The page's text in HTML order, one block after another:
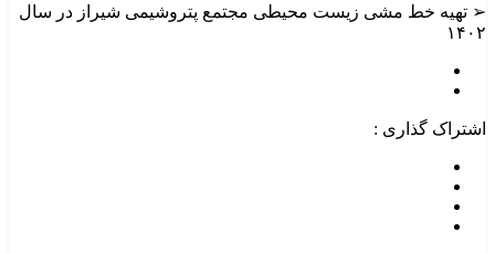
➢ تهیه خط مشی زیست محیطی مجتمع پتروشیمی شیراز در سال
۱۴۰۲
اشتراک گذاری :